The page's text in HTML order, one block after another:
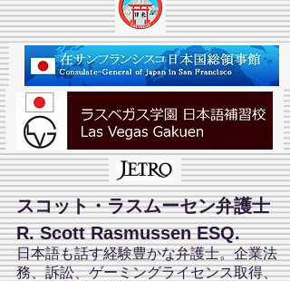
スコット・ラスムーセン弁護士
R. Scott Rasmussen ESQ.
日本語も話す経験豊かな弁護士。企業法
務、訴訟、ゲーミングライセンス取得、